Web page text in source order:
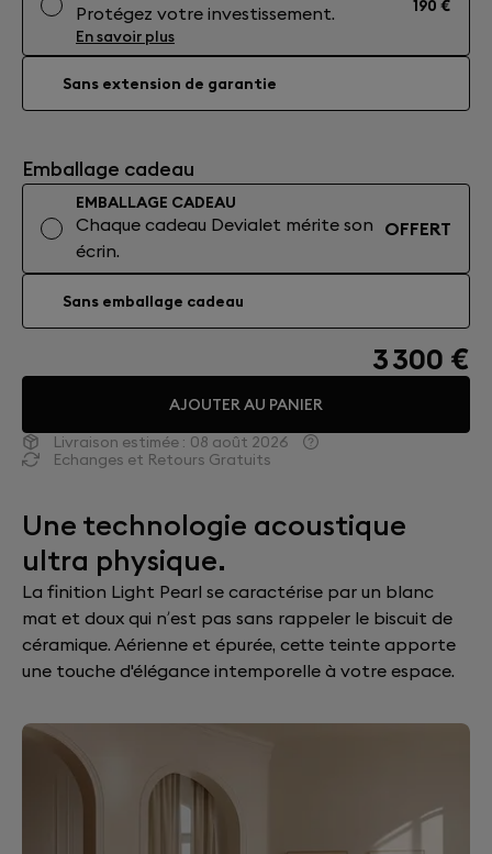
Protégez votre investissement.
En savoir plus
190 €
Sans extension de garantie
Emballage cadeau
EMBALLAGE CADEAU
Chaque cadeau Devialet mérite son
écrin.
OFFERT
Sans emballage cadeau
3 300 €
AJOUTER AU PANIER
Livraison estimée : 08 août 2026
Echanges et Retours Gratuits
Une technologie acoustique
ultra physique.
La finition Light Pearl se caractérise par un blanc
mat et doux qui n’est pas sans rappeler le biscuit de
céramique. Aérienne et épurée, cette teinte apporte
une touche d'élégance intemporelle à votre espace.